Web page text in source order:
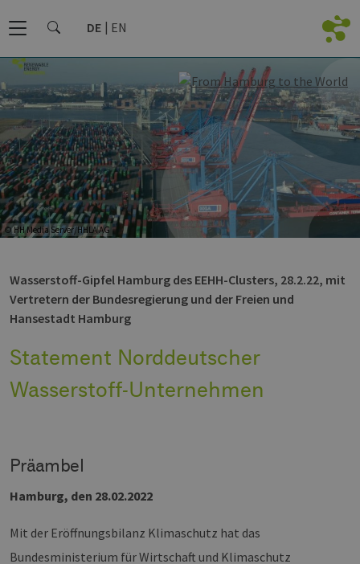
DE EN
© HH Media Server/HHLA AG
Wasserstoff-Gipfel Hamburg des EEHH-Clusters, 28.2.22, mit
Vertretern der Bundesregierung und der Freien und
Hansestadt Hamburg
Statement Norddeutscher
Wasserstoff-Unternehmen
Präambel
Hamburg, den 28.02.2022
Mit der Eröffnungsbilanz Klimaschutz hat das
Bundesministerium für Wirtschaft und Klimaschutz